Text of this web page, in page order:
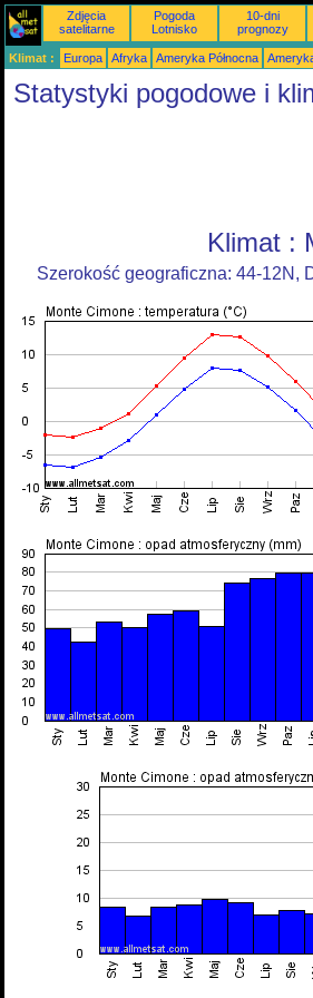
Zdjęcia
satelitarne
Pogoda
Lotnisko
10-dni
prognozy
Klimat : Europa Afryka Ameryka Północna
Statystyki pogodowe i
Klimat :
Szerokość geograficzna: 44-12N,